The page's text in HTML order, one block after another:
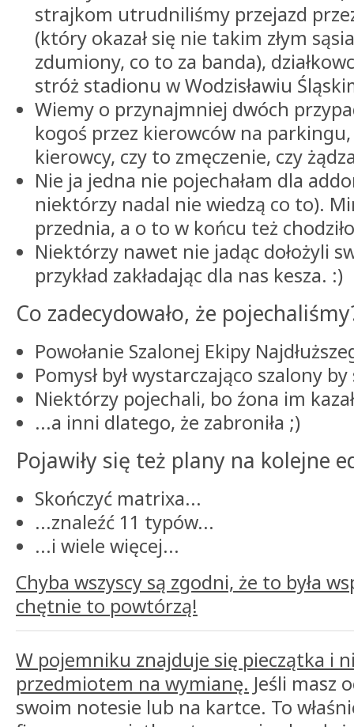
strajkom utrudniliśmy przejazd
(który okazał się nie takim złym
zdumiony, co to za banda),
stróż stadionu w Wodzisławiu
Wiemy o przynajmniej dwóch
kogoś przez kierowców na
kierowcy, czy to zmęczenie, czy
Nie ja jedna nie pojechałam dla
niektórzy nadal nie wiedzą co to).
przednia, a o to w końcu też
Niektórzy nawet nie jadąc dołożyli
przykład zakładając dla nas kesza. :)
Co zadecydowało, że
Powołanie Szalonej Ekipy
Pomysł był wystarczająco szalony
Niektórzy pojechali, bo źona im
...a inni dlatego, że zabroniła ;)
Pojawiły się też plany na kolejne
Skończyć matrixa...
...znaleźć 11 typów...
...i wiele więcej...
Chyba wszyscy są zgodni, że to była
chętnie to powtórzą!
W pojemniku znajduje się pieczątka i
przedmiotem na wymianę. Jeśli masz
swoim notesie lub na kartce. To